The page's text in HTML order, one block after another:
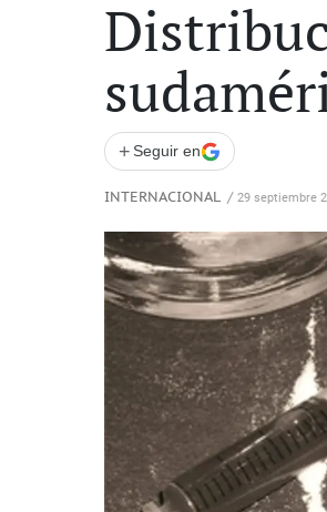
+ Seguir en
INTERNACIONAL / 29 septiembre